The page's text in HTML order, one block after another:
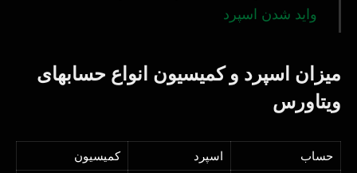
واید شدن اسپرد
میزان اسپرد و کمیسیون انواع حسابهای
ویتاورس
حساب اسپرد
کمیسیون